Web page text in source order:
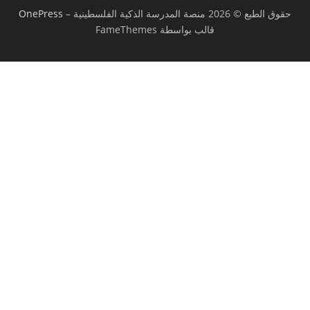
حقوق الطبع © 2026 منصة المدرسة الذكية الفلسطينية –
OnePress
قالب بواسطة FameThemes